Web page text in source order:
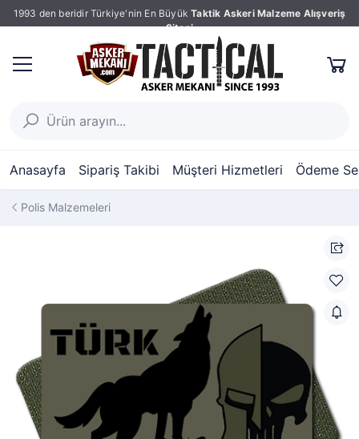
1993 den beridir Türkiye'nin En Büyük Taktik Askeri Malzeme Alışveriş
Sitesi
Anasayfa Sipariş Takibi Müşteri Hizmetleri Ödeme
Polis Malzemeleri